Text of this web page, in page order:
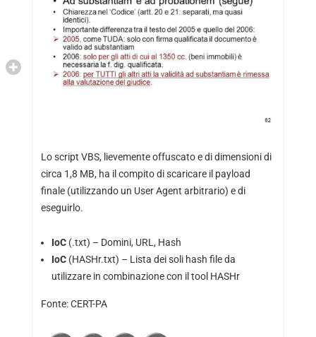
Lo script VBS, lievemente offuscato e di dimensioni di
circa 1,8 MB, ha il compito di scaricare il payload
finale (utilizzando un User Agent arbitrario) e di
eseguirlo.
IoC(.txt) – Domini, URL, Hash
IoC(HASHr.txt) – Lista dei soli hash file da
utilizzare in combinazione con il tool HASHr
Fonte:CERT-PA